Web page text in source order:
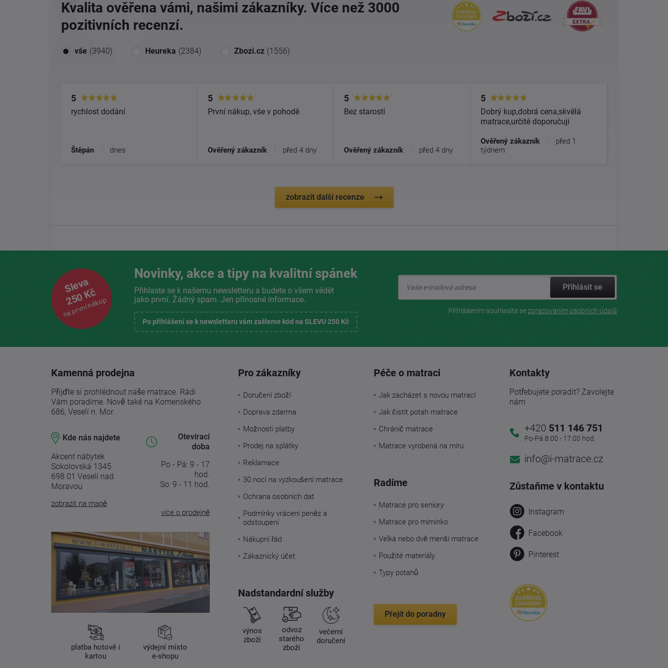
Kvalita ověřena vámi, našimi zákazníky. Více než 3000
pozitivních recenzí.
vše (3940) Heureka (2384) Zbozi.cz (1556)
5
rychlost dodání
Štěpán dnes
5
První nákup, vše v pohodě
Ověřený zákazník před 4 dny
5
Bez starostí
Ověřený zákazník před 4 dny
5
Dobrý kup,dobrá cena,skvělá
matrace,určitě doporučuji
Ověřený zákazník
před 1
týdnem
zobrazit další recenze
Sleva
250 Kč
na první nákup
Novinky, akce a tipy na kvalitní spánek
Přihlaste se k našemu newsletteru a budete o všem vědět
jako první. Žádný spam. Jen přínosné informace.
Po přihlášení se k newsletteru vám zašleme kód na SLEVU 250 Kč
Přihlásit se
Přihlášením souhlasíte sezpracovaním osobních údajů
Kamenná prodejna
Přijďte si prohlédnout naše matrace. Rádi
Vám poradíme. Nově také na Komenského
686, Veselí n. Mor.
Kde nás najdete
Akcent nábytek
Sokolovská 1345
698 01 Veselí nad
Moravou
zobrazit na mapě
Otevírací
doba
Po - Pá: 9 - 17
hod.
So: 9 - 11 hod.
více o prodejně
platba hotově i
kartou
výdejní místo
e-shopu
Pro zákazníky
Doručení zboží
Doprava zdarma
Možnosti platby
Prodej na splátky
Reklamace
30 nocí na vyzkoušení matrace
Ochrana osobních dat
Podmínky vrácení peněz a
odstoupení
Nákupní řád
Zákaznický účet
Nadstandardní služby
výnos
zboží
odvoz
starého
zboží
večerní
doručení
Péče o matraci
Jak zacházet s novou matrací
Jak čistit potah matrace
Chránič matrace
Matrace vyrobená na míru
Radíme
Matrace pro seniory
Matrace pro miminko
Velká nebo dvě menší matrace
Použité materiály
Typy potahů
Přejít do poradny
Kontakty
Potřebujete poradit? Zavolejte
nám
+420 511 146 751
Po-Pá 8:00 - 17:00 hod.
info@i-matrace.cz
Zůstaňme v kontaktu
Instagram
Facebook
Pinterest